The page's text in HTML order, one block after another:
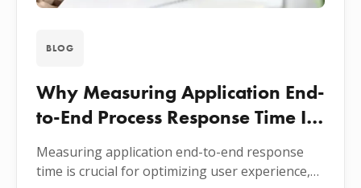
BLOG
Why Measuring Application End-
to-End Process Response Time Is
Important?
Measuring application end-to-end response
time is crucial for optimizing user experience,